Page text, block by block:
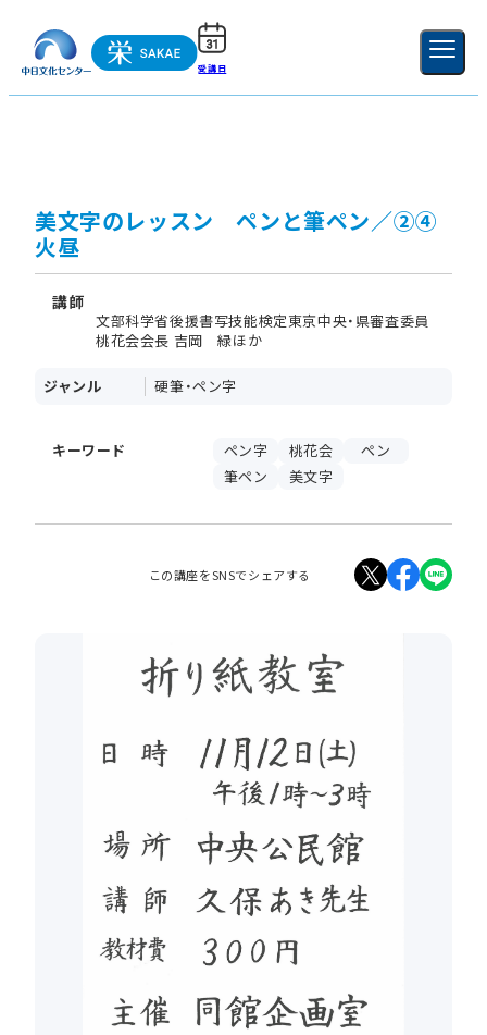
受講日 新規登録
美文字のレッスン ペンと筆ペン／②④
火昼
講師
文部科学省後援書写技能検定東京中央・県審査委員
桃花会会長 吉岡 緑ほか
ジャンル 硬筆・ペン字
キーワード ペン字 桃花会
ペン
筆ペン
美文字
この講座をSNSでシェアする